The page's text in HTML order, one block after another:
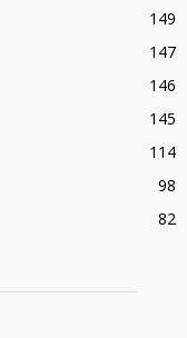
149
147
146
145
114
98
82